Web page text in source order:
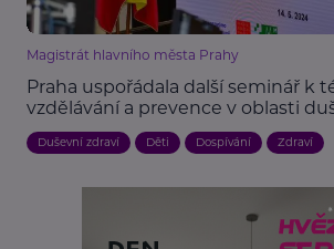
Magistrát hlavního města Prahy
Praha uspořádala další seminář k
vzdělávání a prevence v oblasti
Duševní zdraví Děti Dospívání Zdraví